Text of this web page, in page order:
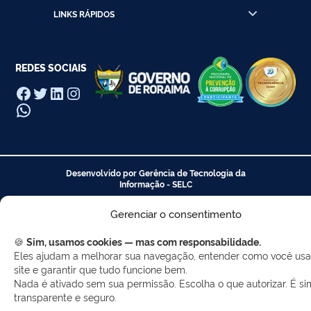
Gerenciar o consentimento
🍪 Sim, usamos cookies — mas com responsabilidade.
Eles ajudam a melhorar sua navegação, entender como você
site e garantir que tudo funcione bem.
Nada é ativado sem sua permissão. Escolha o que autorizar. É
transparente e seguro.
LINKS RÁPIDOS
REDES SOCIAIS
Facebook
Twitter
LinkedIn
Instagram
WhatsApp
Desenvolvido por Gerência de Tecnologia da
Informação - SELC